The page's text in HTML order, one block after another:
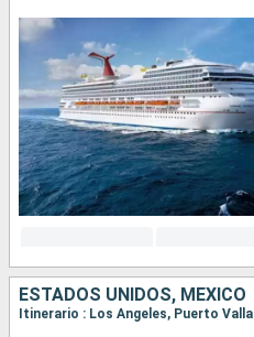
ESTADOS UNIDOS, MÉXICO
Itinerario : Los Angeles, Puerto